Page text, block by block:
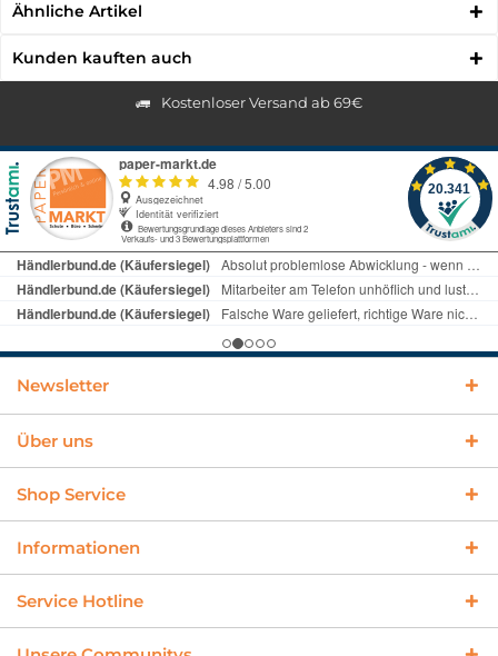
Ähnliche Artikel
Kunden kauften auch
Kostenloser Versand ab 69€
Newsletter
Über uns
Shop Service
Informationen
Service Hotline